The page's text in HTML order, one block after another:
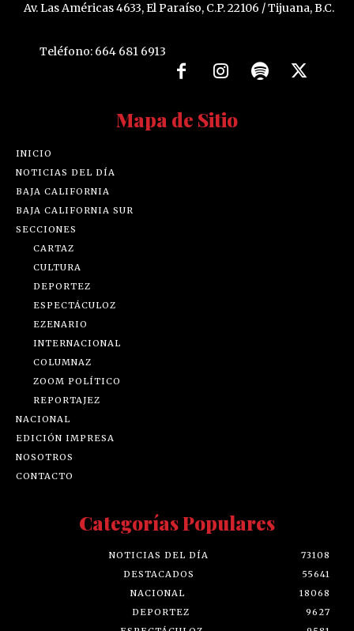
Av. Las Américas 4633, El Paraíso, C.P. 22106 / Tijuana, B.C.
Teléfono: 664 681 6913
Mapa de Sitio
INICIO
NOTICIAS DEL DÍA
BAJA CALIFORNIA
BAJA CALIFORNIA SUR
SECCIONES
CARTAZ
CULTURA
DEPORTEZ
ESPECTÁCULOZ
EZENARIO
INTERNACIONAL
COLUMNAZ
ZOOM POLÍTICO
REPORTAJEZ
NACIONAL
EDICIÓN IMPRESA
NOSOTROS
CONTACTO
Categorías Populares
NOTICIAS DEL DÍA
73108
DESTACADOS
55641
NACIONAL
18068
DEPORTEZ
9627